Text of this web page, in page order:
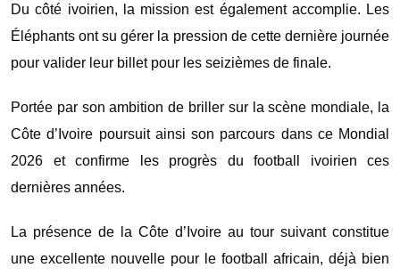
Du côté ivoirien, la mission est également accomplie. Les
Éléphants ont su gérer la pression de cette dernière journée
pour valider leur billet pour les seizièmes de finale.
Portée par son ambition de briller sur la scène mondiale, la
Côte d’Ivoire poursuit ainsi son parcours dans ce Mondial
2026 et confirme les progrès du football ivoirien ces
dernières années.
La présence de la Côte d’Ivoire au tour suivant constitue
une excellente nouvelle pour le football africain, déjà bien